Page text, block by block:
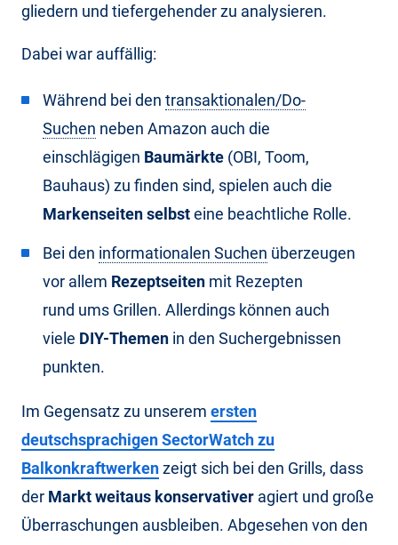
gliedern und tiefergehender zu analysieren.
Dabei war auffällig:
Während bei den transaktionalen/Do-
Suchen neben Amazon auch die
einschlägigen Baumärkte (OBI, Toom,
Bauhaus) zu finden sind, spielen auch die
Markenseiten selbsteine beachtliche Rolle.
Bei den informationalen Suchen überzeugen
vor allem Rezeptseiten mit Rezepten
rund ums Grillen. Allerdings können auch
viele DIY-Themen in den Suchergebnissen
punkten.
Im Gegensatz zu unserem ersten
deutschsprachigen SectorWatch zu
Balkonkraftwerkenzeigt sich bei den Grills, dass
der Markt weitaus konservativer agiert und große
Überraschungen ausbleiben. Abgesehen von den